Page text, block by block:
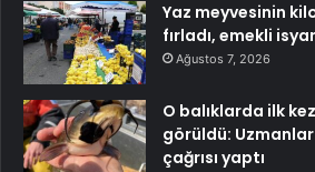
Yaz meyvesinin
fırladı, emekli
Ağustos 7, 2026
O balıklarda ilk
görüldü:
çağrısı yaptı